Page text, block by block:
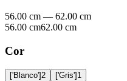
56.00 cm — 62.00 cm
56.00 cm62.00 cm
Cor
['Blanco']2 ['Gris'] 1